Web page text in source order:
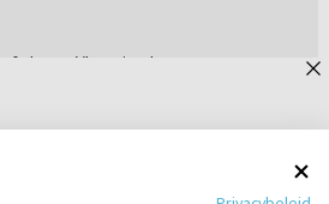
dr. van Vlastuin - Is